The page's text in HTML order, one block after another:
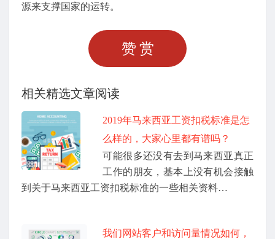
源来支撑国家的运转。
赞赏
相关精选文章阅读
2019年马来西亚工资扣税标准是怎
么样的，大家心里都有谱吗？
可能很多还没有去到马来西亚真正
工作的朋友，基本上没有机会接触
到关于马来西亚工资扣税标准的一些相关资料…
我们网站客户和访问量情况如何，